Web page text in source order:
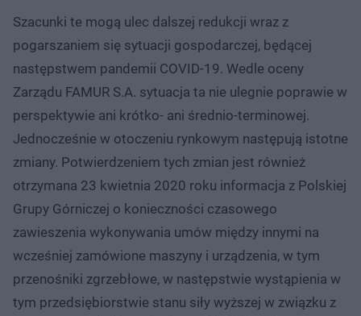
Szacunki te mogą ulec dalszej redukcji wraz z
pogarszaniem się sytuacji gospodarczej, będącej
następstwem pandemii COVID-19. Wedle oceny
Zarządu FAMUR S.A. sytuacja ta nie ulegnie poprawie w
perspektywie ani krótko- ani średnio-terminowej.
Jednocześnie w otoczeniu rynkowym następują istotne
zmiany. Potwierdzeniem tych zmian jest również
otrzymana 23 kwietnia 2020 roku informacja z Polskiej
Grupy Górniczej o konieczności czasowego
zawieszenia wykonywania umów między innymi na
wcześniej zamówione maszyny i urządzenia, w tym
przenośniki zgrzebłowe, w następstwie wystąpienia w
tym przedsiębiorstwie stanu siły wyższej w związku z